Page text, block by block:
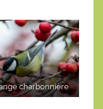
charbonnière